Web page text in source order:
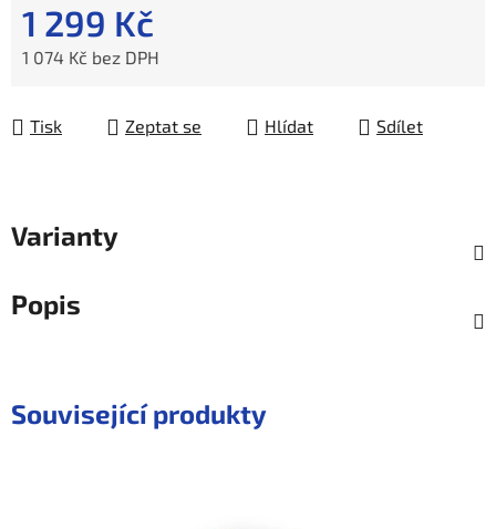
1 299 Kč
1 074 Kč bez DPH
Tisk
Zeptat se Hlídat Sdílet
Varianty
Popis
Související produkty